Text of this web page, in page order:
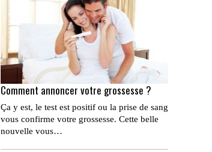
Comment annoncer votre grossesse ?
Ça y est, le test est positif ou la prise de sang
vous confirme votre grossesse. Cette belle
nouvelle vous…